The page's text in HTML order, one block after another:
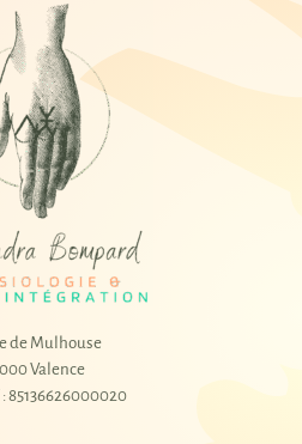
de Mulhouse
Valence
: 85136626000020